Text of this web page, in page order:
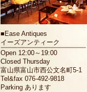
■ Ease Antiques
イーズアンティーク
Open 12:00～19:00
Closed Thursday
富山県富山市西公文名町5-1
Tel&fax 076-492-9818
Parking あります